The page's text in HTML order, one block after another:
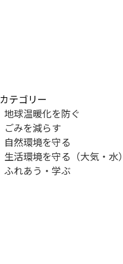
カテゴリー
地球温暖化を防ぐ
ごみを減らす
自然環境を守る
生活環境を守る（大気・水）
ふれあう・学ぶ